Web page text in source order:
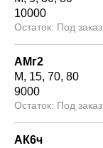
10000
Под заказ
АМг2
М
15 70 80
9000
Под заказ
АК6ч